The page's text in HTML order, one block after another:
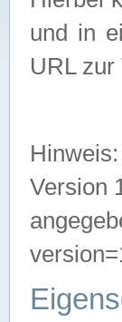
und in
URL zur
Version